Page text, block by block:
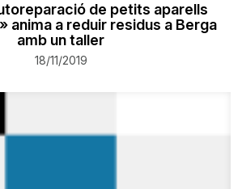
de petits aparells
anima a reduir residus a Berga
amb un taller
18/11/2019